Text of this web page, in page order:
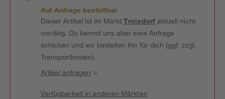
Auf Anfrage bestellbar
Dieser Artikel ist im MarktTroisdorfaktuell nicht
vorrätig. Du kannst uns aber eine Anfrage
schicken und wir bestellen ihn für dich (ggf. zzgl.
Transportkosten).
Artikel anfragen >
Verfügbarkeit in anderen Märkten